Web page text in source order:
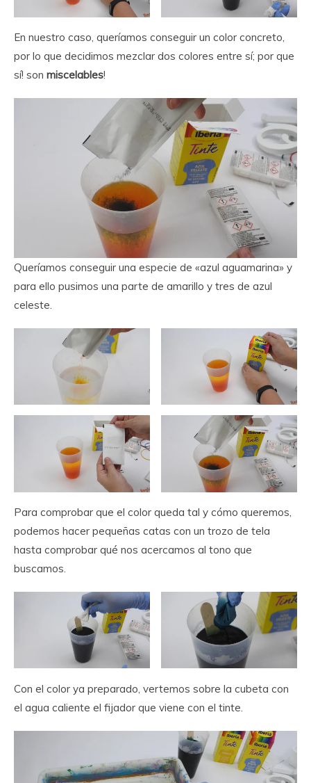
En nuestro caso, queríamos conseguir un color concreto,
por lo que decidimos mezclar dos colores entre sí; por que
sí! son miscelables!
Queríamos conseguir una especie de «azul aguamarina» y
para ello pusimos una parte de amarillo y tres de azul
celeste.
Para comprobar que el color queda tal y cómo queremos,
podemos hacer pequeñas catas con un trozo de tela
hasta comprobar qué nos acercamos al tono que
buscamos.
Con el color ya preparado, vertemos sobre la cubeta con
el agua caliente el fijador que viene con el tinte.